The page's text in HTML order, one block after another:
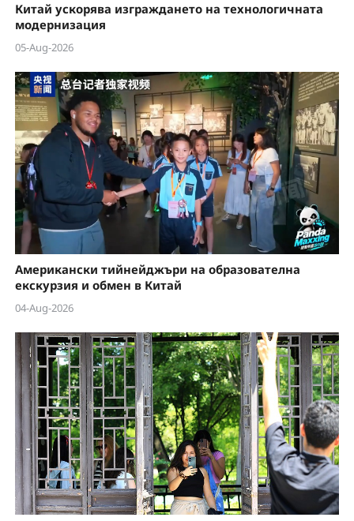
Китай ускорява изграждането на технологичната
модернизация
05-Aug-2026
Американски тийнейджъри на образователна
екскурзия и обмен в Китай
04-Aug-2026